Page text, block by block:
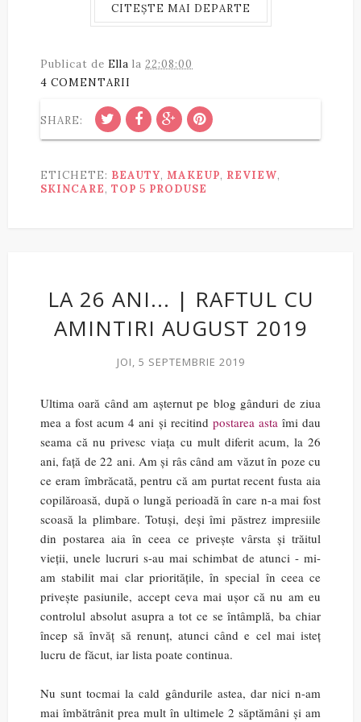
CITEȘTE MAI DEPARTE
Publicat de Ella la 22:08:00
4 COMENTARII
SHARE:
ETICHETE: BEAUTY, MAKEUP, REVIEW,
SKINCARE, TOP 5 PRODUSE
LA 26 ANI... | RAFTUL CU
AMINTIRI AUGUST 2019
JOI, 5 SEPTEMBRIE 2019
Ultima oară când am așternut pe blog gânduri de ziua
mea a fost acum 4 ani și recitind postarea asta îmi dau
seama că nu privesc viața cu mult diferit acum, la 26
ani, față de 22 ani. Am și râs când am văzut în poze cu
ce eram îmbrăcată, pentru că am purtat recent fusta aia
copilăroasă, după o lungă perioadă în care n-a mai fost
scoasă la plimbare. Totuși, deși îmi păstrez impresiile
din postarea aia în ceea ce privește vârsta și trăitul
vieții, unele lucruri s-au mai schimbat de atunci - mi-
am stabilit mai clar prioritățile, în special în ceea ce
privește pasiunile, accept ceva mai ușor că nu am eu
controlul absolut asupra a tot ce se întâmplă, ba chiar
încep să învăț să renunț, atunci când e cel mai isteț
lucru de făcut, iar lista poate continua.
Nu sunt tocmai la cald gândurile astea, dar nici n-am
mai îmbătrânit prea mult în ultimele 2 săptămâni și am